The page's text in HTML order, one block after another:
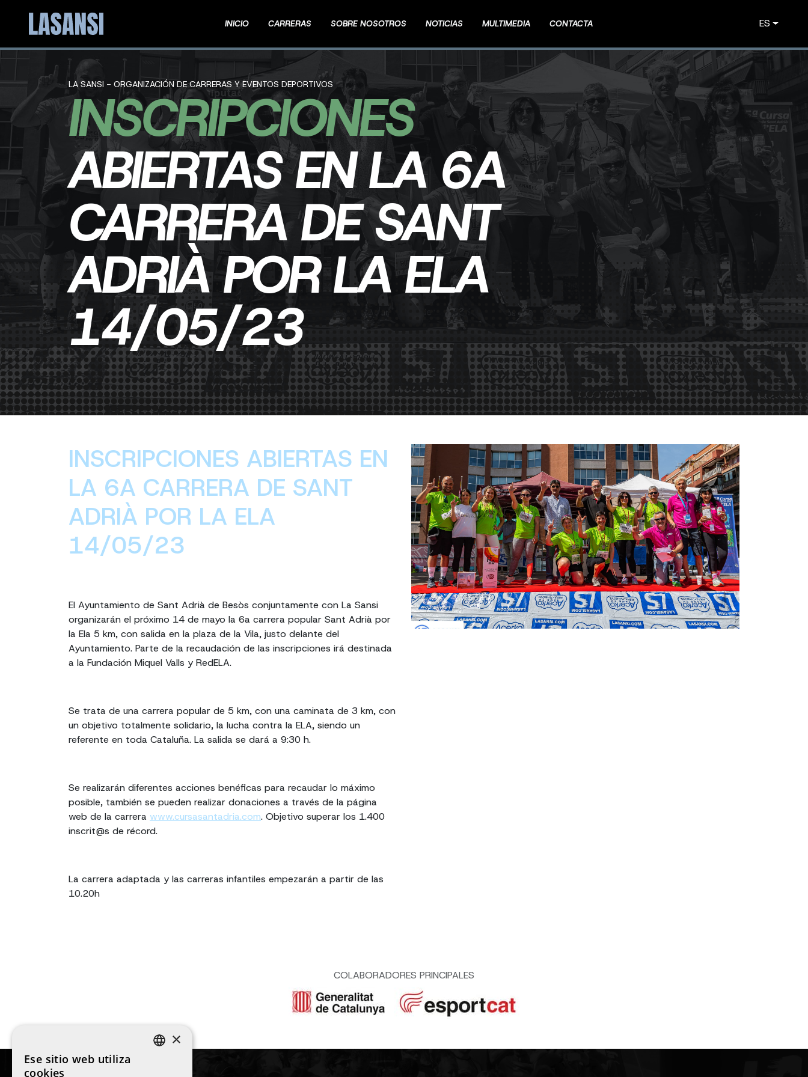
INICIO CARRERAS SOBRE NOSOTROS NOTICIAS MULTIMEDIA CONTACTA ES
LA SANSI - ORGANIZACIÓN DE CARRERAS Y EVENTOS DEPORTIVOS
INSCRIPCIONES
ABIERTAS EN LA 6A
CARRERA DE SANT
ADRIÀ POR LA ELA
14/05/23
INSCRIPCIONES ABIERTAS EN
LA 6A CARRERA DE SANT
ADRIÀ POR LA ELA
14/05/23
El Ayuntamiento de Sant Adrià de Besòs conjuntamente con La Sansi
organizarán el próximo 14 de mayo la 6a carrera popular Sant Adrià por
la Ela 5 km, con salida en la plaza de la Vila, justo delante del
Ayuntamiento. Parte de la recaudación de las inscripciones irá destinada
a la Fundación Miquel Valls y RedELA.
Se trata de una carrera popular de 5 km, con una caminata de 3 km, con
un objetivo totalmente solidario, la lucha contra la ELA, siendo un
referente en toda Cataluña. La salida se dará a 9:30 h.
Se realizarán diferentes acciones benéficas para recaudar lo máximo
posible, también se pueden realizar donaciones a través de la página
web de la carrera www.cursasantadria.com. Objetivo superar los 1.400
inscrit@s de récord.
La carrera adaptada y las carreras infantiles empezarán a partir de las
10.20h
COLABORADORES PRINCIPALES
×
Ese sitio web utiliza
cookies